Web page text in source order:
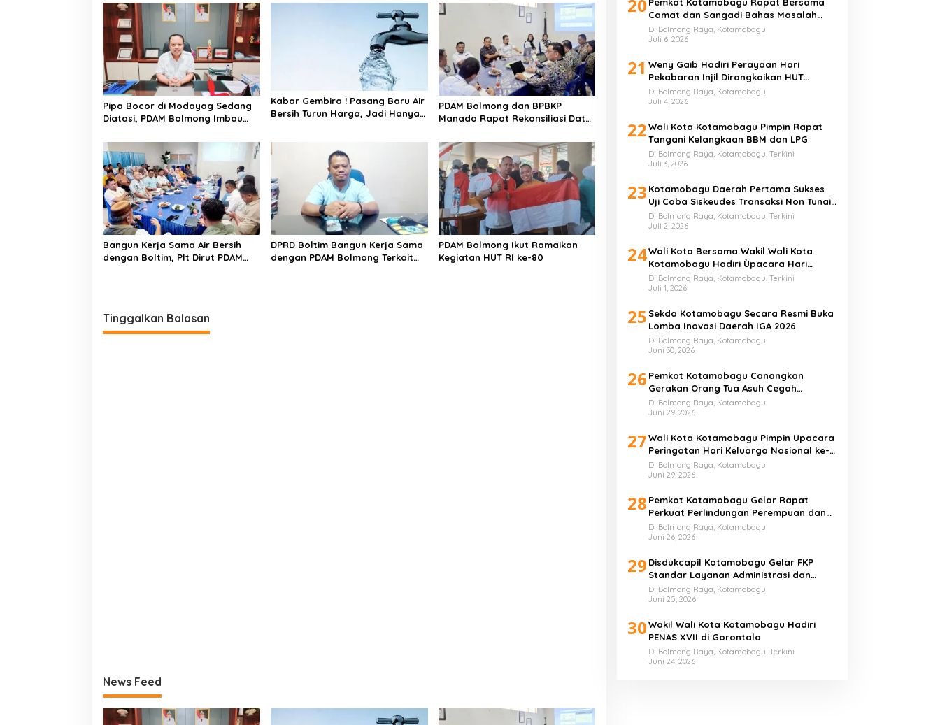
Pipa Bocor di Modayag Sedang
Diatasi, PDAM Bolmong Imbau
Kabar Gembira ! Pasang Baru Air
Bersih Turun Harga, Jadi Hanya
PDAM Bolmong dan BPBKP
Manado Rapat Rekonsiliasi Data
Bangun Kerja Sama Air Bersih
dengan Boltim, Plt Dirut PDAM
DPRD Boltim Bangun Kerja Sama
dengan PDAM Bolmong Terkait
PDAM Bolmong Ikut Ramaikan
Kegiatan HUT RI ke-80
Tinggalkan Balasan
News Feed
20 Camat dan Sangadi Bahas Masalah
Sampah
Di Bolmong Raya, Kotamobagu
Juli 6, 2026
21 Weny Gaib Hadiri Perayaan Hari
Pekabaran Injil Dirangkaikan HUT
GMIBM Bersinode ke-76
Di Bolmong Raya, Kotamobagu
Juli 4, 2026
22Wali Kota Kotamobagu Pimpin Rapat
Tangani Kelangkaan BBM dan LPG
Di Bolmong Raya, Kotamobagu, Terkini
Juli 3, 2026
23 Kotamobagu Daerah Pertama Sukses
Uji Coba Siskeudes Transaksi Non Tunai
di Desa
Di Bolmong Raya, Kotamobagu, Terkini
Juli 2, 2026
24Wali Kota Bersama Wakil Wali Kota
Kotamobagu Hadiri Ùpacara Hari
Bhayangkara ke-80
Di Bolmong Raya, Kotamobagu, Terkini
Juli 1, 2026
25 Sekda Kotamobagu Secara Resmi Buka
Lomba Inovasi Daerah IGA 2026
Di Bolmong Raya, Kotamobagu
Juni 30, 2026
26 Pemkot Kotamobagu Canangkan
Gerakan Orang Tua Asuh Cegah
Stunting
Di Bolmong Raya, Kotamobagu
Juni 29, 2026
27Wali Kota Kotamobagu Pimpin Upacara
Peringatan Hari Keluarga Nasional ke-
33 Tahun
Di Bolmong Raya, Kotamobagu
Juni 29, 2026
28 Pemkot Kotamobagu Gelar Rapat
Perkuat Perlindungan Perempuan dan
Anak
Di Bolmong Raya, Kotamobagu
Juni 26, 2026
29 Disdukcapil Kotamobagu Gelar FKP
Standar Layanan Administrasi dan
Kependudukan
Di Bolmong Raya, Kotamobagu
Juni 25, 2026
30Wakil Wali Kota Kotamobagu Hadiri
PENAS XVII di Gorontalo
Di Bolmong Raya, Kotamobagu, Terkini
Juni 24, 2026